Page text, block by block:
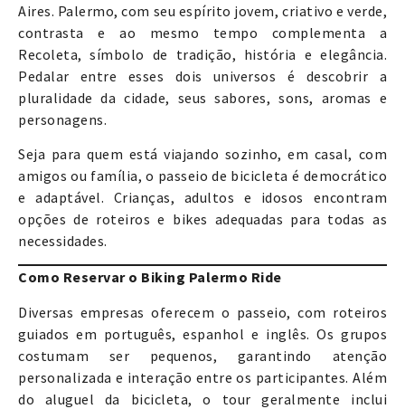
Aires. Palermo, com seu espírito jovem, criativo e verde,
contrasta e ao mesmo tempo complementa a
Recoleta, símbolo de tradição, história e elegância.
Pedalar entre esses dois universos é descobrir a
pluralidade da cidade, seus sabores, sons, aromas e
personagens.
Seja para quem está viajando sozinho, em casal, com
amigos ou família, o passeio de bicicleta é democrático
e adaptável. Crianças, adultos e idosos encontram
opções de roteiros e bikes adequadas para todas as
necessidades.
Como Reservar o Biking Palermo Ride
Diversas empresas oferecem o passeio, com roteiros
guiados em português, espanhol e inglês. Os grupos
costumam ser pequenos, garantindo atenção
personalizada e interação entre os participantes. Além
do aluguel da bicicleta, o tour geralmente inclui